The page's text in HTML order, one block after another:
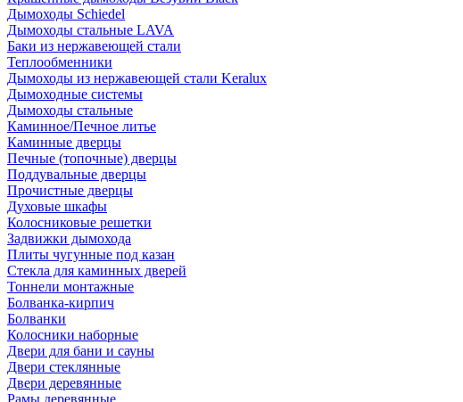
Дымоходы Schiedel
Дымоходы стальные LAVA
Баки из нержавеющей стали
Теплообменники
Дымоходы из нержавеющей стали Keralux
Дымоходные системы
Дымоходы стальные
Каминное/Печное литье
Каминные дверцы
Печные (топочные) дверцы
Поддувальные дверцы
Прочистные дверцы
Духовые шкафы
Колосниковые решетки
Задвижки дымохода
Плиты чугунные под казан
Стекла для каминных дверей
Тоннели монтажные
Болванка-кирпич
Болванки
Колосники наборные
Двери для бани и сауны
Двери стеклянные
Двери деревянные
Рамы деревянные